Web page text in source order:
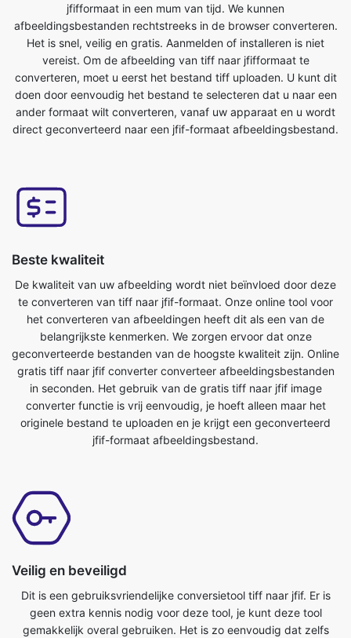
converteren, moet u eerst het bestand tiff uploaden. U kunt dit
doen door eenvoudig het bestand te selecteren dat u naar een
ander formaat wilt converteren, vanaf uw apparaat en u wordt
direct geconverteerd naar een jfif-formaat afbeeldingsbestand.
Beste kwaliteit
De kwaliteit van uw afbeelding wordt niet beïnvloed door deze
belangrijkste kenmerken. We zorgen ervoor dat onze
geconverteerde bestanden van de hoogste kwaliteit zijn. Online
gratis tiff naar jfif converter converteer afbeeldingsbestanden
in seconden. Het gebruik van de gratis tiff naar jfif image
converter functie is vrij eenvoudig, je hoeft alleen maar het
originele bestand te uploaden en je krijgt een geconverteerd
jfif-formaat afbeeldingsbestand.
Veilig en beveiligd
Dit is een gebruiksvriendelijke conversietool tiff naar jfif. Er is
geen extra kennis nodig voor deze tool, je kunt deze tool
een kind het kan gebruiken. Het is absoluut gratis online tool.
Het converteert afbeeldingsbestanden in enkele seconden. Het
enige wat u hoeft te doen is het originele bestand verzenden en
u krijgt een getransformeerd jfif-formaat bestand. Iedereen met